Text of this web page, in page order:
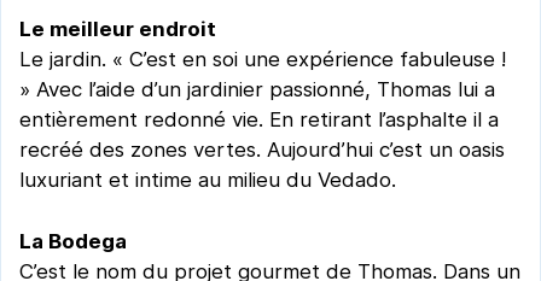
Le meilleur endroit
Le jardin. « C’est en soi une expérience fabuleuse !
» Avec l’aide d’un jardinier passionné, Thomas lui a
entièrement redonné vie. En retirant l’asphalte il a
recréé des zones vertes. Aujourd’hui c’est un oasis
luxuriant et intime au milieu du Vedado.
La Bodega
C’est le nom du projet gourmet de Thomas. Dans un